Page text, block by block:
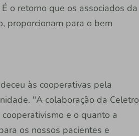
o retorno que os associados da
proporcionam para o bem
às cooperativas pela
"A colaboração da Celetro
e o quanto a
os nossos pacientes e